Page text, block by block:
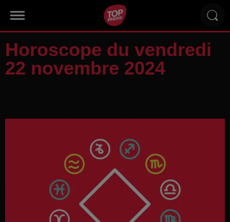
Horoscope du vendredi
22 novembre 2024